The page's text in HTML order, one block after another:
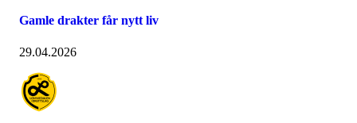
Gamle drakter får nytt liv
29.04.2026